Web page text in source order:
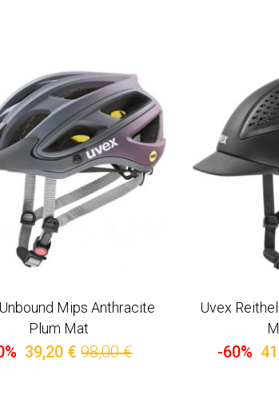
Mips Anthracite
Plum Mat
39,20 € 98,00 €
Uvex
-60%